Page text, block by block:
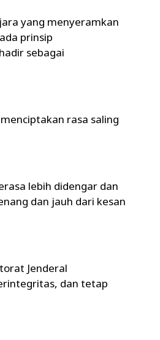
yang menyeramkan
prinsip
sebagai
rasa saling
lebih didengar dan
dan jauh dari kesan
Jenderal
dan tetap